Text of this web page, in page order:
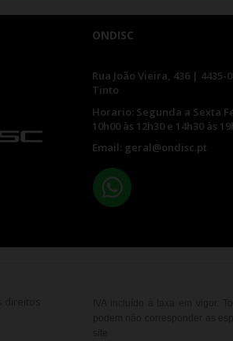
ONDISC
Rua João Vieira, 436 | 4435-
Tinto
Horario: Segunda a Sexta
10h00 às 12h30 e 14h30 às
Email: geral@ondisc.pt